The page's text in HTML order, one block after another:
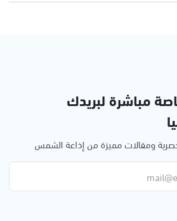
مباشرة لبريدك
ومقالات مميزة من إذاعة الشمس